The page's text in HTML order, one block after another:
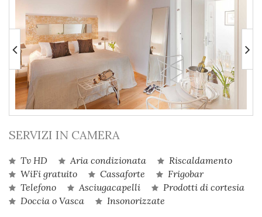
SERVIZI IN CAMERA
Tv HD Aria condizionata
Riscaldamento
WiFi gratuito
Cassaforte
Frigobar
Telefono
Asciugacapelli
Prodotti di cortesia
Doccia o Vasca
Insonorizzate